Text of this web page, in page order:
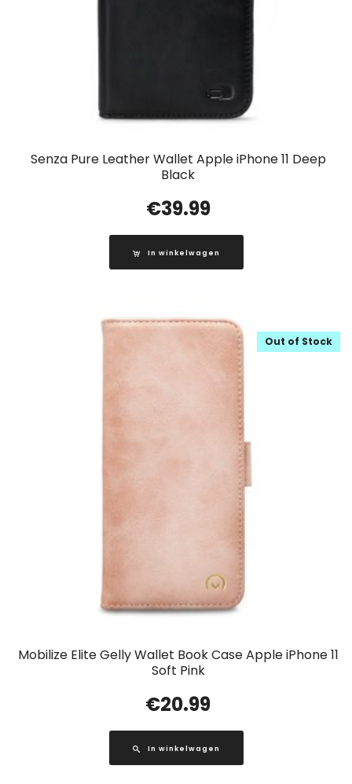
Senza Pure Leather Wallet Apple iPhone 11 Deep
Black
€39.99
In winkelwagen
Mobilize Elite Gelly Wallet Book Case Apple iPhone 11
Soft Pink
Out of Stock
€20.99
In winkelwagen